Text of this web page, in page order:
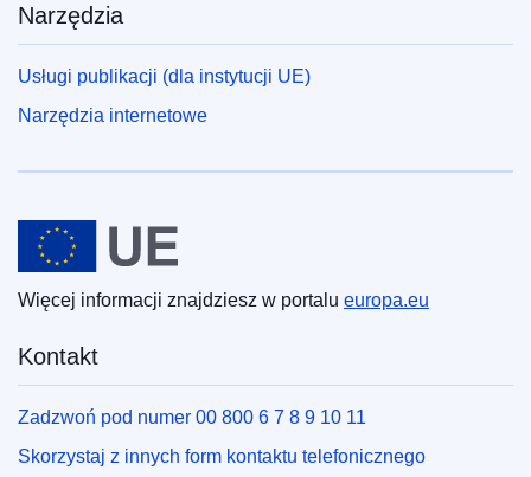
Narzędzia
Usługi publikacji (dla instytucji UE)
Narzędzia internetowe
Unia Europejska
Więcej informacji znajdziesz w portalu europa.eu
Kontakt
Zadzwoń pod numer 00 800 6 7 8 9 10 11
Skorzystaj z innych form kontaktu telefonicznego